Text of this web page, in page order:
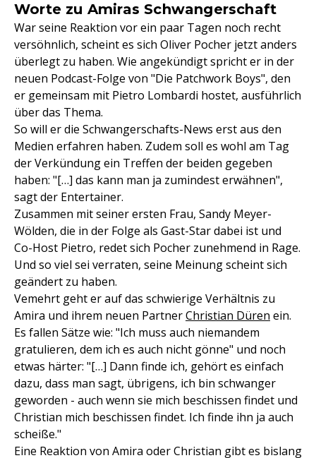
Worte zu Amiras Schwangerschaft
War seine Reaktion vor ein paar Tagen noch recht
versöhnlich, scheint es sich Oliver Pocher jetzt anders
überlegt zu haben. Wie angekündigt spricht er in der
neuen Podcast-Folge von "Die Patchwork Boys", den
er gemeinsam mit Pietro Lombardi hostet, ausführlich
über das Thema.
So will er die Schwangerschafts-News erst aus den
Medien erfahren haben. Zudem soll es wohl am Tag
der Verkündung ein Treffen der beiden gegeben
haben: "[…] das kann man ja zumindest erwähnen",
sagt der Entertainer.
Zusammen mit seiner ersten Frau, Sandy Meyer-
Wölden, die in der Folge als Gast-Star dabei ist und
Co-Host Pietro, redet sich Pocher zunehmend in Rage.
Und so viel sei verraten, seine Meinung scheint sich
geändert zu haben.
Vemehrt geht er auf das schwierige Verhältnis zu
Amira und ihrem neuen PartnerChristian Düren ein.
Es fallen Sätze wie: "Ich muss auch niemandem
gratulieren, dem ich es auch nicht gönne" und noch
etwas härter: "[…] Dann finde ich, gehört es einfach
dazu, dass man sagt, übrigens, ich bin schwanger
geworden - auch wenn sie mich beschissen findet und
Christian mich beschissen findet. Ich finde ihn ja auch
scheiße."
Eine Reaktion von Amira oder Christian gibt es bislang